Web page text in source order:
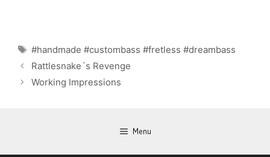
#handmade #custombass #fretless #dreambass
Rattlesnake´s Revenge
Working Impressions
Menu